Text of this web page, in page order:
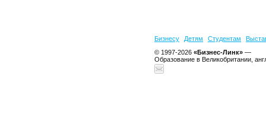
Бизнесу Детям Студентам
© 1997-2026 «Бизнес-Линк» —
Образование в Великобритании,